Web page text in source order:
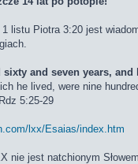
listu Piotra 3:20 jest
and seven years, and
he lived, were nine
5:25-29
lxx/Esaias/index.htm
nie jest natchionym